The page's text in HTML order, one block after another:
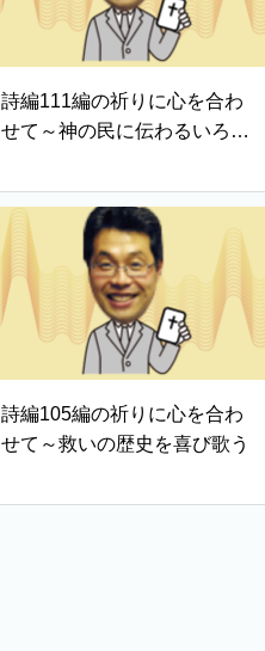
詩編111編の祈りに心を合わ
せて～神の民に伝わるいろは
詩編105編の祈りに心を合わ
せて～救いの歴史を喜び歌う